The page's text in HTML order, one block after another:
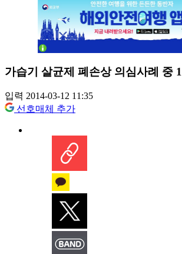
가습기 살균제 폐손상 의심사례 중
입력 2014-03-12 11:35
선호매체 추가